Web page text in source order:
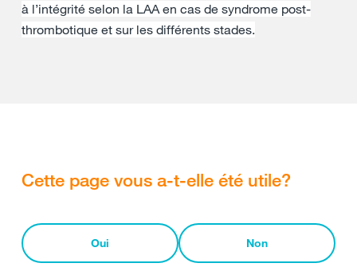
à l’intégrité selon la LAA en cas de syndrome post-
thrombotique et sur les différents stades.
Cette page vous a-t-elle été utile?
Oui Non